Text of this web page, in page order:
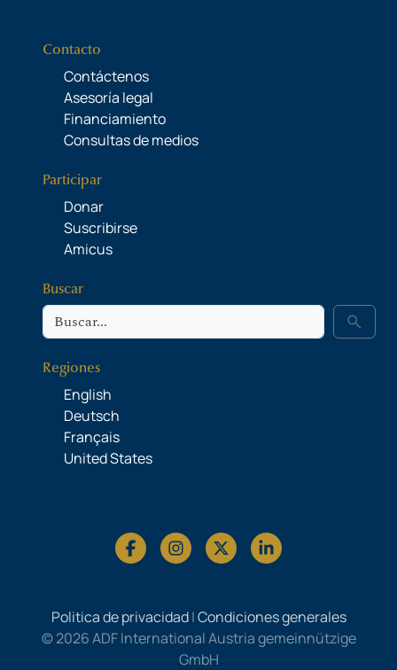
Contacto
Contáctenos
Asesoría legal
Financiamiento
Consultas de medios
Participar
Donar
Suscribirse
Amicus
Buscar
Buscar search
Regiones
English
Deutsch
Français
United States
Politica de privacidad|Condiciones generales
© 2026 ADF International Austria gemeinnützige
GmbH